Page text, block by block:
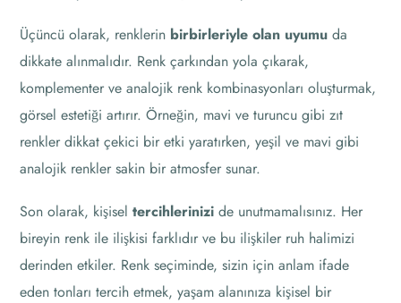
Üçüncü olarak, renklerin birbirleriyle olan uyumu da
dikkate alınmalıdır. Renk çarkından yola çıkarak,
komplementer ve analojik renk kombinasyonları oluşturmak,
görsel estetiği artırır. Örneğin, mavi ve turuncu gibi zıt
renkler dikkat çekici bir etki yaratırken, yeşil ve mavi gibi
analojik renkler sakin bir atmosfer sunar.
Son olarak, kişiseltercihlerinizi de unutmamalısınız. Her
bireyin renk ile ilişkisi farklıdır ve bu ilişkiler ruh halimizi
derinden etkiler. Renk seçiminde, sizin için anlam ifade
eden tonları tercih etmek, yaşam alanınıza kişisel bir